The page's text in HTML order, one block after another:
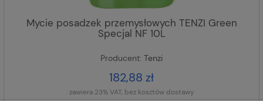
Mycie posadzek przemysłowych TENZI Green
Specjal NF 10L
Producent: Tenzi
182,88 zł
zawiera 23% VAT, bez kosztów dostawy